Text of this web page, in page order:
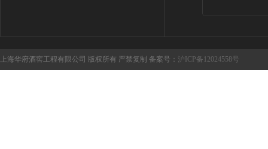
上海华府酒窖工程有限公司 版权所有 严禁复制 备案号： 沪ICP备12024558号